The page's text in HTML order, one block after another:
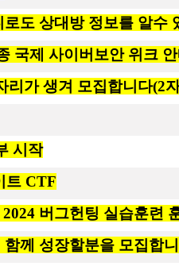
도 상대방 정보를 알수
국제 사이버보안 위크
리가 생겨 모집합니다(2
시작
트 CTF
버그헌팅 실습훈련
께 성장할분을 모집합